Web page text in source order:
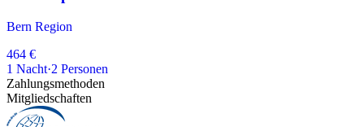
Bern Region
464 €
1 Nacht·2 Personen
Zahlungsmethoden
Mitgliedschaften